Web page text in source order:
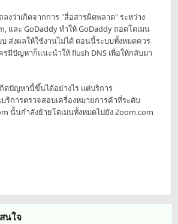
งว่าเกิดจากการ "สื่อสารผิดพลาด" ระหว่าง
และ GoDaddy ทำให้ GoDaddy ถอดโดเมน
ส่งผลให้ใช้งานไม่ได้ ตอนนี้ระบบทั้งหมดควร
มีปัญหาก็แนะนำให้ flush DNS เพื่อให้กลับมา
กิดปัญหานี้ขึ้นได้อย่างไร แต่บริการ
ริการตรวจสอบเครื่องหมายการค้าที่ระดับ
นั้นกำลังย้ายโดเมนทั้งหมดไปยัง Zoom.com
นใจ